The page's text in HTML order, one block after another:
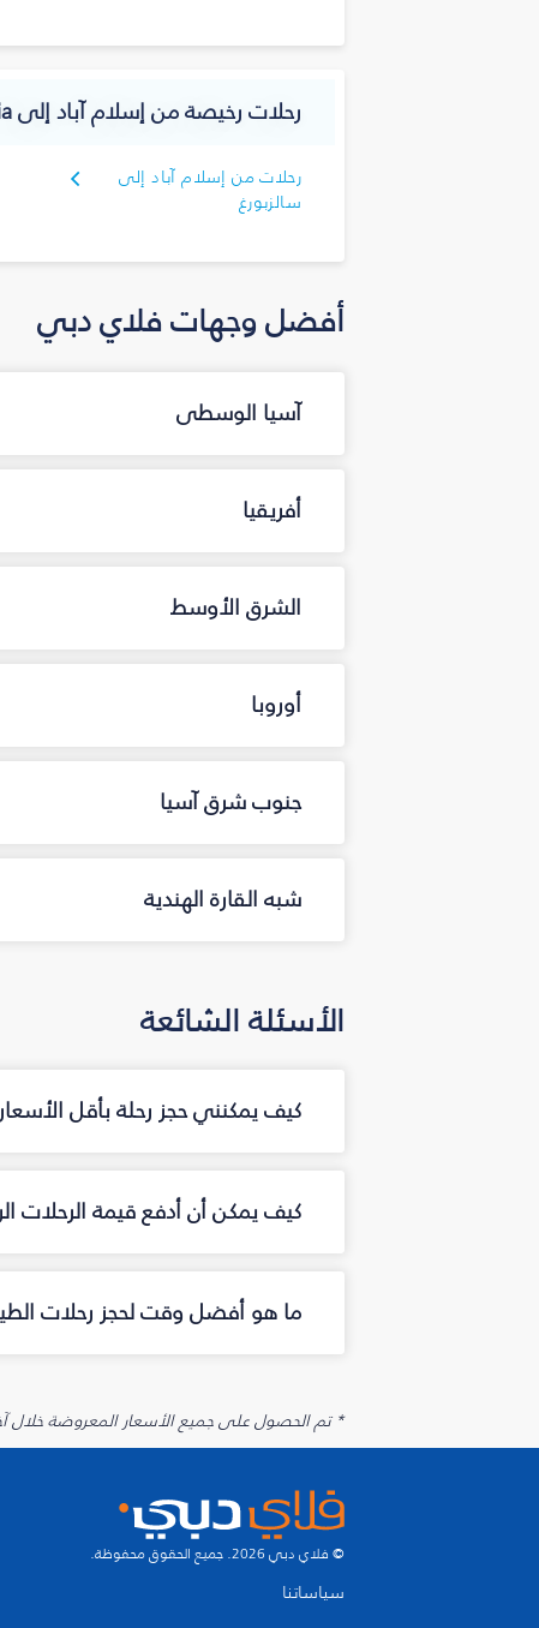
رحلات رخيصة من إسلام آباد إلى Austria
رحلات من إسلام آباد إلى
سالزبورغ
أفضل وجهات فلاي دبي
آسيا الوسطى
أفريقيا
الشرق الأوسط
أوروبا
جنوب شرق آسيا
شبه القارة الهندية
الأسئلة الشائعة
كيف يمكنني حجز رحلة بأقل
كيف يمكن أن أدفع قيمة الرحلات
ما هو أفضل وقت لحجز رحلات
* تم الحصول على جميع الأسعار المعروضة خلال آخر 48 ساعة قد لا تكون متوفرة في وقت الحجز. قد يتم تطبيق رسوم إضافية على الإضافات
© فلاي دبي 2026. جميع الحقوق محفوظة.
سياساتنا